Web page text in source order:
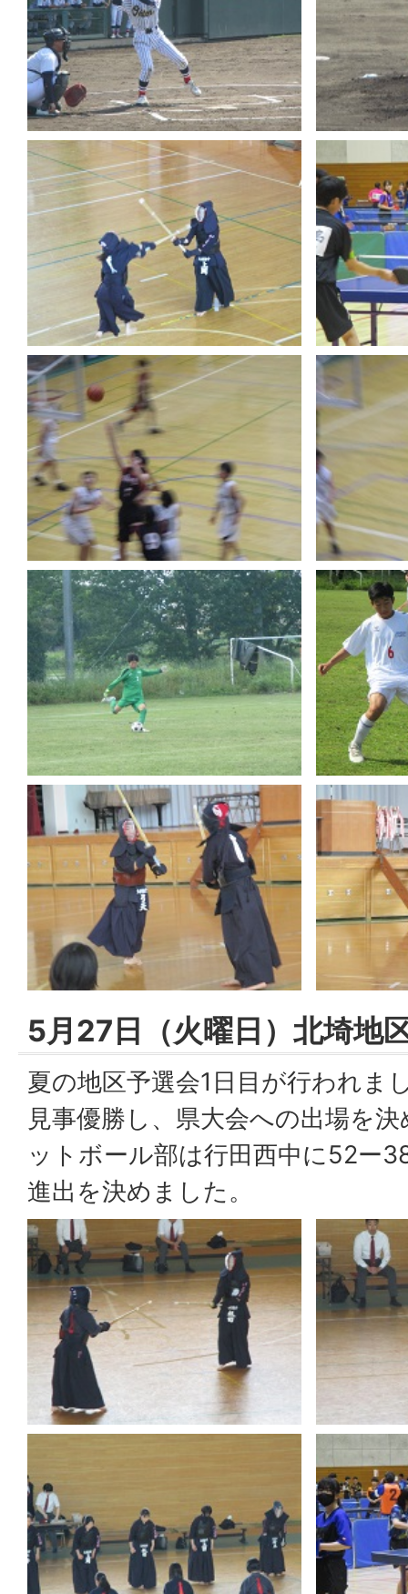
5月27日（火曜日）北埼地
夏の地区予選会1日目が行われま
見事優勝し、県大会への出場を
ットボール部は行田西中に52ー
進出を決めました。